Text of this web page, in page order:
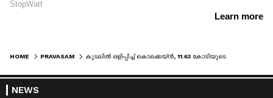
HOME PRAVASAM
NEWS